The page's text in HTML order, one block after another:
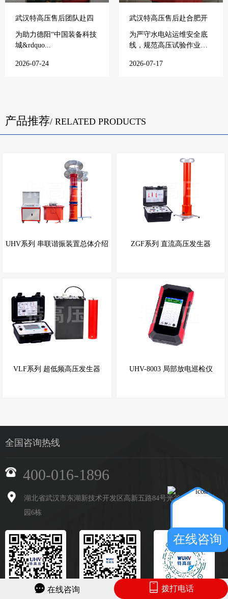
武汉特高压售后团队赴四
川德阳开展售后培训
为助力德阳“中国装备科技
城&rdquo...
2026-07-24
武汉特高压售后赴合肥开
展培训
为严守水电站运维安全底
线，规范高压试验作业流
2026-07-17
产品推荐/ RELATED PRODUCTS
UHV系列 串联谐振装置总体介绍 ZGF系列 直流高压发生器
VLF系列 超低频高压发生器 UHV-8003 局部放电巡检仪
全国咨询热线
400-016-1896
湖北省武汉市东湖新技术开发区高新五路84号光谷光机电产业
园6栋
在线咨询 拨打电话
在线咨询